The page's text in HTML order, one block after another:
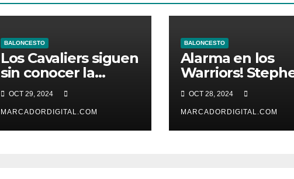
BALONCESTO
Los Cavaliers siguen
sin conocer la
derrota en Nueva
York
OCT 29, 2024
MARCADORDIGITAL.COM
BALONCESTO
Alarma en los
Warriors!
Curry, lesionado
OCT 28, 2024
MARCADORDIGITAL.COM